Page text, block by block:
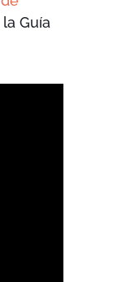
Guía